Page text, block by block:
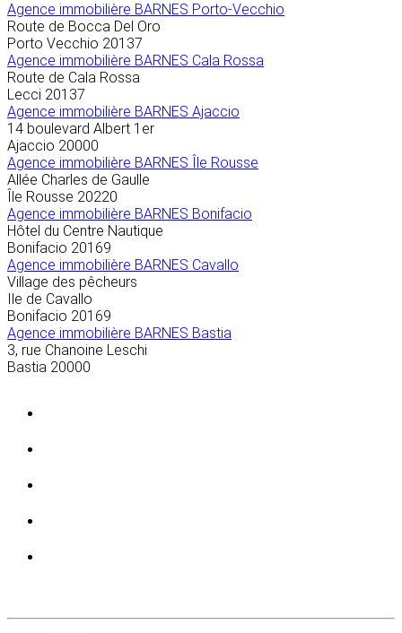
Agence immobilière BARNES Porto-Vecchio
Route de Bocca Del Oro
Porto Vecchio 20137
Agence immobilière BARNES Cala Rossa
Route de Cala Rossa
Lecci 20137
Agence immobilière BARNES Ajaccio
14 boulevard Albert 1er
Ajaccio 20000
Agence immobilière BARNES Île Rousse
Allée Charles de Gaulle
Île Rousse 20220
Agence immobilière BARNES Bonifacio
Hôtel du Centre Nautique
Bonifacio 20169
Agence immobilière BARNES Cavallo
Village des pêcheurs
Ile de Cavallo
Bonifacio 20169
Agence immobilière BARNES Bastia
3, rue Chanoine Leschi
Bastia 20000